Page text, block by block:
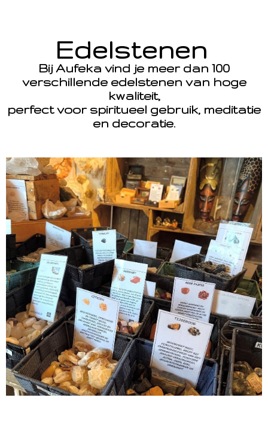
Edelstenen
Bij Aufeka vind je meer dan 100
verschillende edelstenen van hoge
kwaliteit,
perfect voor spiritueel gebruik, meditatie
en decoratie.